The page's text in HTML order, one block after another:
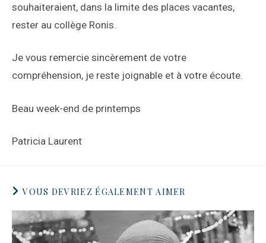
souhaiteraient, dans la limite des places vacantes,
rester au collège Ronis.
Je vous remercie sincèrement de votre
compréhension, je reste joignable et à votre écoute.
Beau week-end de printemps
Patricia Laurent
VOUS DEVRIEZ ÉGALEMENT AIMER